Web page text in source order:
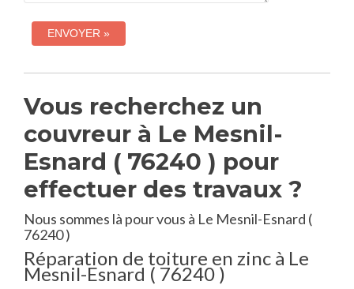
Vous recherchez un
couvreur à Le Mesnil-
Esnard ( 76240 ) pour
effectuer des travaux ?
Nous sommes là pour vous à Le Mesnil-Esnard (
76240 )
Réparation de toiture en zinc à Le
Mesnil-Esnard ( 76240 )